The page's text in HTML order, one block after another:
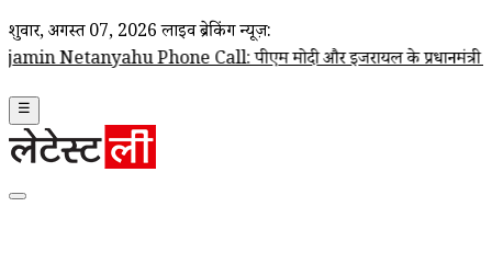
शुक्रवार, अगस्त 07, 2026 लाइव ब्रेकिंग न्यूज़:
Phone Call: पीएम मोदी और इजरायल के प्रधानमंत्री बेंजामिन नेतन्याहू
☰